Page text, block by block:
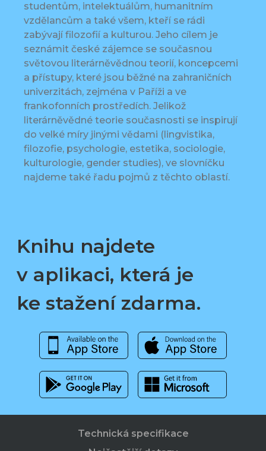
studentům, intelektuálům, humanitním
vzdělancům a také všem, kteří se rádi
zabývají filozofií a kulturou. Jeho cílem je
seznámit české zájemce se současnou
světovou literárněvědnou teorií, koncepcemi
a přístupy, které jsou běžné na zahraničních
univerzitách, zejména v Paříži a ve
frankofonních prostředích. Jelikož
literárněvědné teorie současnosti se inspirují
do velké míry jinými vědami (lingvistika,
filozofie, psychologie, estetika, sociologie,
kulturologie, gender studies), ve slovníčku
najdeme také řadu pojmů z těchto oblastí.
Knihu najdete
v aplikaci, která je
ke stažení zdarma.
Technická specifikace